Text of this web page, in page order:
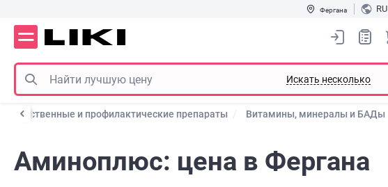
Фергана RU
Искать несколько
Лекарственные и профилактические препараты Витамины, минералы и БАДы
Аминоплюс: цена в Фергана